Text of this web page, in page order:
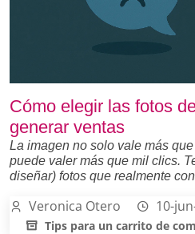
Cómo elegir las fotos
generar ventas
La imagen no solo vale más
puede valer más que mil clics.
diseñar) fotos que realmente
Veronica Otero 10-
Tips para un carrito de